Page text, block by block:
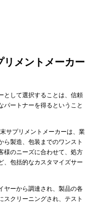
メントメーカー
として選択することは、信頼
パートナーを得るということ
サプリメントメーカーは、業
ら製造、包装までのワンスト
様のニーズに合わせて、処方
、包括的なカスタマイズサー
ヤーから調達され、製品の各
スクリーニングされ、テスト